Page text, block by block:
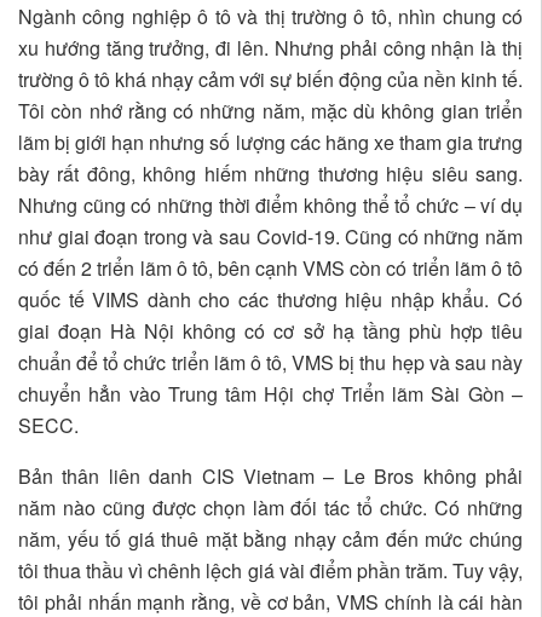
Ngành công nghiệp ô tô và thị trường ô tô, nhìn chung có
xu hướng tăng trưởng, đi lên. Nhưng phải công nhận là thị
trường ô tô khá nhạy cảm với sự biến động của nền kinh tế.
Tôi còn nhớ rằng có những năm, mặc dù không gian triển
lãm bị giới hạn nhưng số lượng các hãng xe tham gia trưng
bày rất đông, không hiếm những thương hiệu siêu sang.
Nhưng cũng có những thời điểm không thể tổ chức – ví dụ
như giai đoạn trong và sau Covid-19. Cũng có những năm
có đến 2 triển lãm ô tô, bên cạnh VMS còn có triển lãm ô tô
quốc tế VIMS dành cho các thương hiệu nhập khẩu. Có
giai đoạn Hà Nội không có cơ sở hạ tầng phù hợp tiêu
chuẩn để tổ chức triển lãm ô tô, VMS bị thu hẹp và sau này
chuyển hẳn vào Trung tâm Hội chợ Triển lãm Sài Gòn –
SECC.
Bản thân liên danh CIS Vietnam – Le Bros không phải
năm nào cũng được chọn làm đối tác tổ chức. Có những
năm, yếu tố giá thuê mặt bằng nhạy cảm đến mức chúng
tôi thua thầu vì chênh lệch giá vài điểm phần trăm. Tuy vậy,
tôi phải nhấn mạnh rằng, về cơ bản, VMS chính là cái hàn